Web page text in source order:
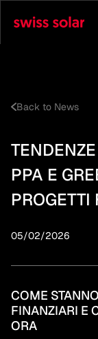
Back to News
PPA E
PROGETTI
05/02/2026
COME
FINANZIARI E
ORA